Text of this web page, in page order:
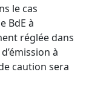
le cas
BdE à
réglée dans
à
caution sera